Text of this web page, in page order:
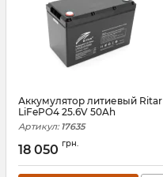
Аккумулятор литиевый Ritar
LiFePO4 25.6V 50Ah
Артикул: 17635
18 050 грн.